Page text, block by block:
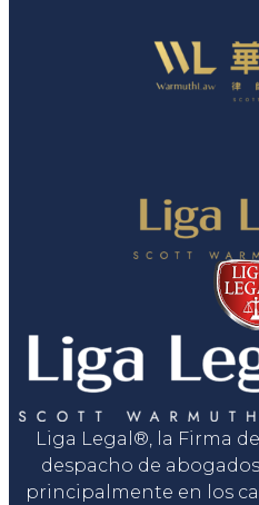
Liga Legal®, la Firma
despacho de
principalmente en los